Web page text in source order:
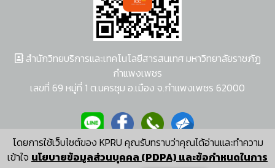
โดยการใช้เว็บไซต์ของ KPRU คุณรับทราบว่าคุณได้อ่านและทำความ
เข้าใจ นโยบายข้อมูลส่วนบุคคล (PDPA) และข้อกำหนดในการ
สำนักวิทยบริการและเทคโนโลยีสารสนเทศ มหาวิทยาลัยราชภัฏ
กำแพงเพชร
เลขที่ 69 หมู่ที่ 1 ต.นครชุม อ.เมือง จ.กำแพงเพชร 62000
ผู้พัฒนาระบบ อนุชา พวงผกา